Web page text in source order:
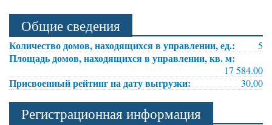
Общие сведения
Количество домов, находящихся в управлении, ед.: 5
Площадь домов, находящихся в управлении, кв. м:
17 584.00
Присвоенный рейтинг на дату выгрузки: 30,00
Регистрационная информация